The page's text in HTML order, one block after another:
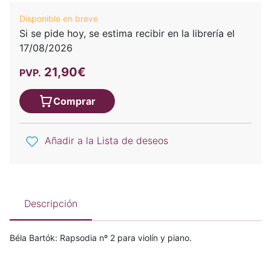
Disponible en breve
Si se pide hoy, se estima recibir en la librería el
17/08/2026
PVP. 21,90€
Comprar
Añadir a la Lista de deseos
Descripción
Béla Bartók: Rapsodia nº 2 para violín y piano.